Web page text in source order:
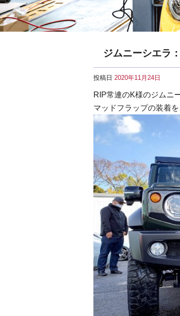
ジムニーシエラ
投稿日 2020年11月24日
RIP常連のK様のジムニ
マッドフラップの装着を